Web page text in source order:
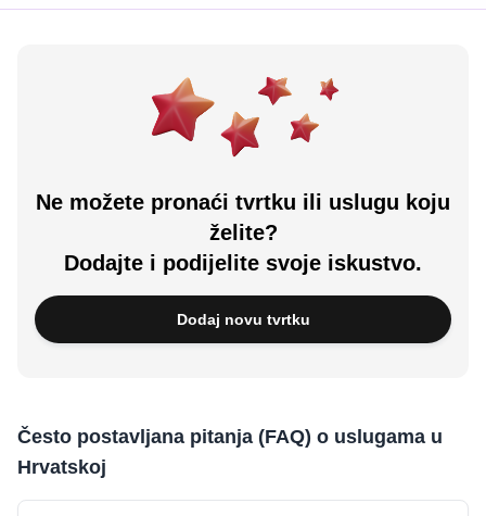
Ne možete pronaći tvrtku ili uslugu koju
želite?
Dodajte i podijelite svoje iskustvo.
Dodaj novu tvrtku
Često postavljana pitanja (FAQ) o uslugama u
Hrvatskoj